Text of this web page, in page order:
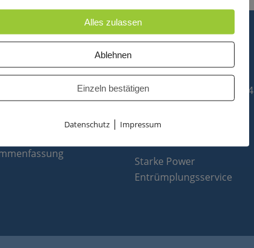
optiPoint 500
Telefonanlagen Service 24
Octopus F
Starke Power
Entrümplungsservice
Alles zulassen
Ablehnen
Einzeln bestätigen
Datenschutz | Impressum